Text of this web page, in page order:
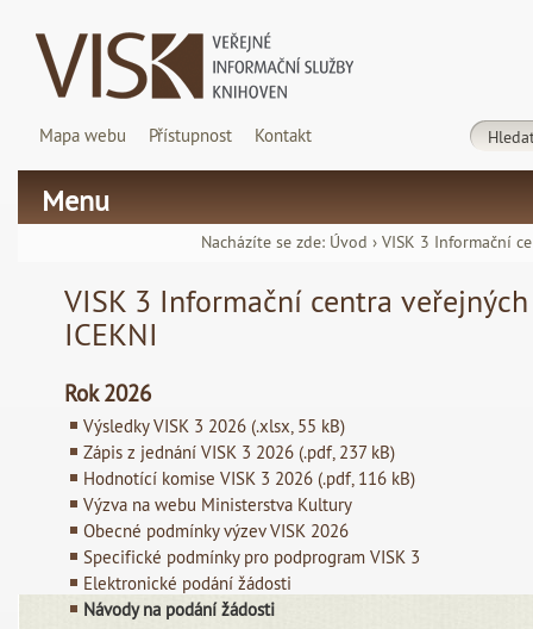
Mapa webu Přístupnost Kontakt
Menu
Nacházíte se zde: Úvod › VISK 3 Informační
VISK 3 Informační centra
ICEKNI
Rok 2026
Výsledky VISK 3 2026 (.xlsx, 55 kB)
Zápis z jednání VISK 3 2026 (.pdf, 237 kB)
Hodnotící komise VISK 3 2026 (.pdf, 116 kB)
Výzva na webu Ministerstva Kultury
Obecné podmínky výzev VISK 2026
Specifické podmínky pro podprogram VISK 3
Elektronické podání žádosti
Návody na podání žádosti